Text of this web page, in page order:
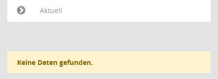
Aktuell
Keine Daten gefunden.